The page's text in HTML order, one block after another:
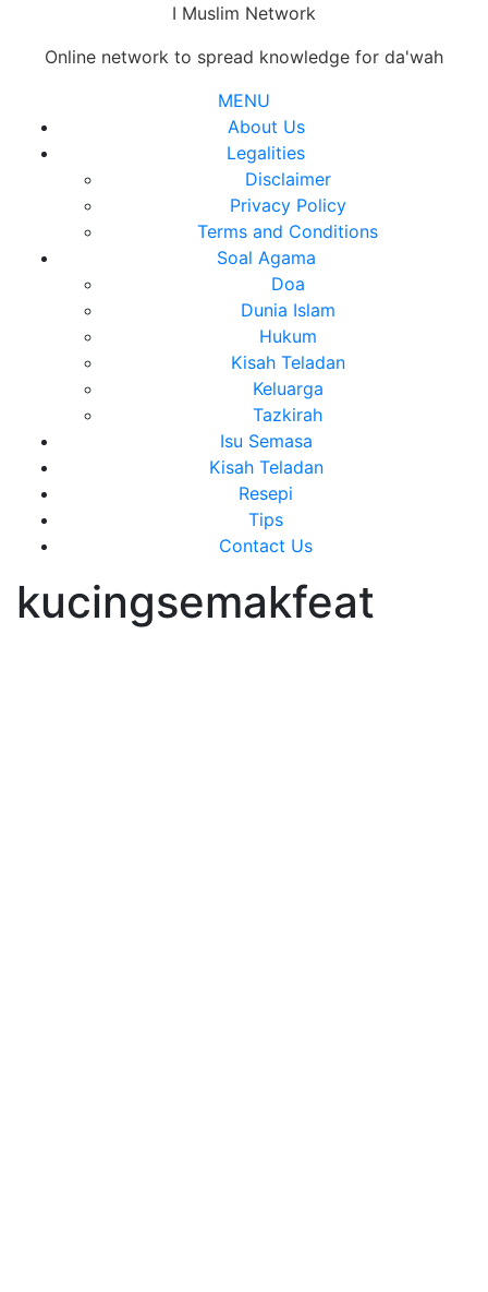
content
I Muslim Network
Online network to spread knowledge for da'wah
MENU
Close
Menu
About Us
Legalities
Disclaimer
Privacy Policy
Terms and Conditions
Soal Agama
Doa
Dunia Islam
Hukum
Kisah Teladan
Keluarga
Tazkirah
Isu Semasa
Kisah Teladan
Resepi
Tips
Contact Us
kucingsemakfeat